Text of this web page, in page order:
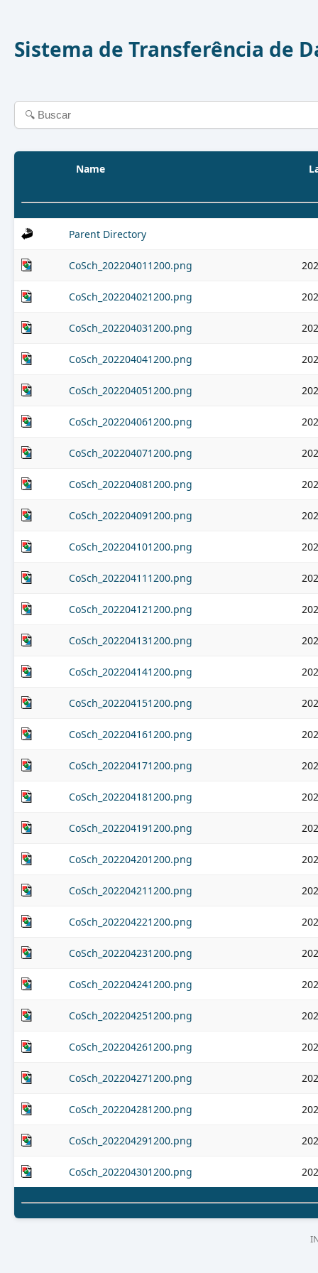
Sistema de Transferência de
Name
Parent Directory
CoSch_202204011200.png
CoSch_202204021200.png
CoSch_202204031200.png
CoSch_202204041200.png
CoSch_202204051200.png
CoSch_202204061200.png
CoSch_202204071200.png
CoSch_202204081200.png
CoSch_202204091200.png
CoSch_202204101200.png
CoSch_202204111200.png
CoSch_202204121200.png
CoSch_202204131200.png
CoSch_202204141200.png
CoSch_202204151200.png
CoSch_202204161200.png
CoSch_202204171200.png
CoSch_202204181200.png
CoSch_202204191200.png
CoSch_202204201200.png
CoSch_202204211200.png
CoSch_202204221200.png
CoSch_202204231200.png
CoSch_202204241200.png
CoSch_202204251200.png
CoSch_202204261200.png
CoSch_202204271200.png
CoSch_202204281200.png
CoSch_202204291200.png
CoSch_202204301200.png